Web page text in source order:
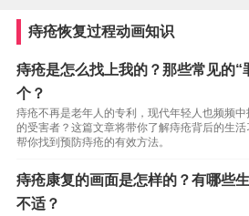
痔疮恢复过程动画知识
痔疮是怎么找上我的？那些常见的“
个？
痔疮不再是老年人的专利，现代年轻人也频频
的受害者？这篇文章将带你了解痔疮背后的生活
帮你找到预防痔疮的有效方法。
痔疮康复的画面是怎样的？有哪些
不适？